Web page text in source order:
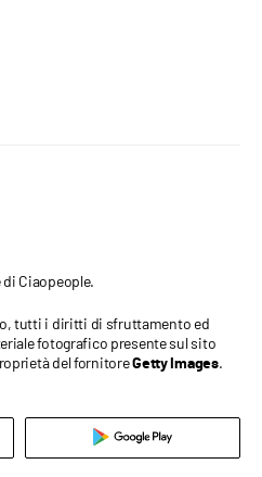
Ciaopeople.
tutti i diritti di sfruttamento ed
fotografico presente sul sito
del fornitoreGetty Images.